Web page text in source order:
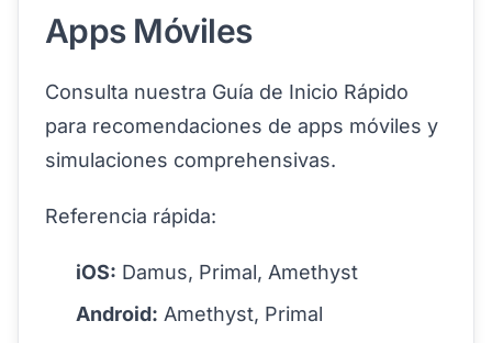
Apps Móviles
Consulta nuestra Guía de Inicio Rápido
para recomendaciones de apps móviles y
simulaciones comprehensivas.
Referencia rápida:
iOS: Damus, Primal, Amethyst
Android: Amethyst, Primal